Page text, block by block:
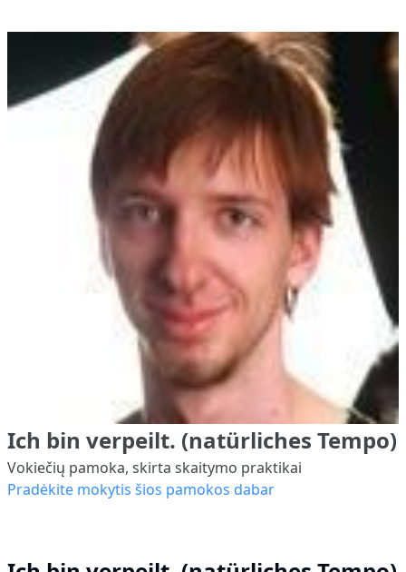
Ich bin verpeilt. (natürliches Tempo)
Vokiečių pamoka, skirta skaitymo praktikai
Pradėkite mokytis šios pamokos dabar